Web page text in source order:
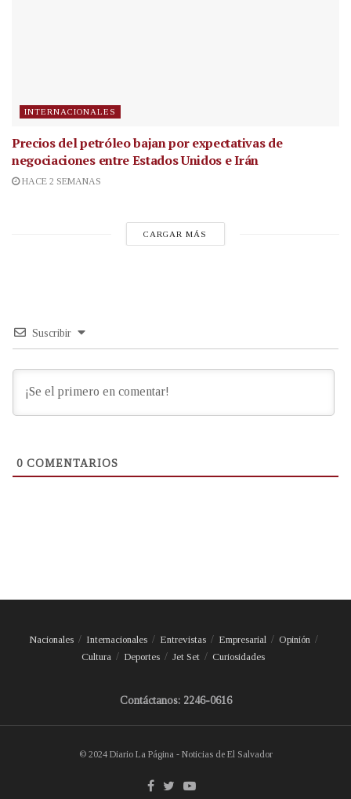
INTERNACIONALES
Precios del petróleo bajan por expectativas de
negociaciones entre Estados Unidos e Irán
HACE 2 SEMANAS
CARGAR MÁS
Suscribir
0 COMENTARIOS
Nacionales Internacionales Entrevistas Empresarial
Opinión
Cultura
Deportes Jet Set Curiosidades
Contáctanos: 2246-0616
© 2024 Diario La Página - Noticias de El Salvador